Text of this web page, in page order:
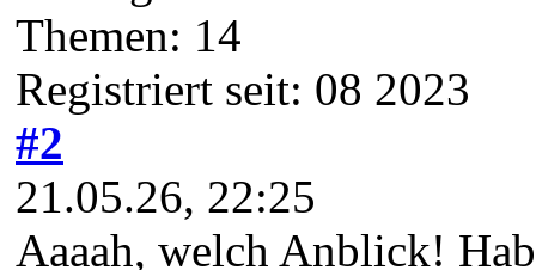
Themen: 14
Registriert seit: 08 2023
#2
21.05.26, 22:25
Aaaah, welch Anblick!